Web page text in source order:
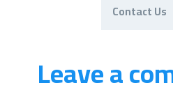
Contact Us
Leave a